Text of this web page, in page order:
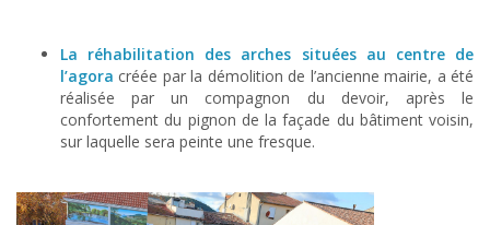
La réhabilitation des arches situées au centre de
l’agora créée par la démolition de l’ancienne mairie, a été
réalisée par un compagnon du devoir, après le
confortement du pignon de la façade du bâtiment voisin,
sur laquelle sera peinte une fresque.